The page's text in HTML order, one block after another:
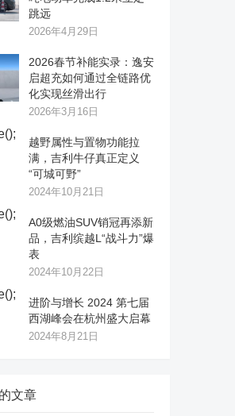
跳远
2026年4月29日
2026春节补能实录：逸安
启超充如何通过全链路优
化实现丝滑出行
2026年3月16日
越野属性与置物功能拉
满，吉利牛仔真正定义
“可城可野”
2024年10月21日
A0级燃油SUV销冠再添新
品，吉利缤越L“战斗力”爆
表
2024年10月22日
进阶与增长 2024 第七届
西湖峰会在杭州盛大启幕
2024年8月21日
文章